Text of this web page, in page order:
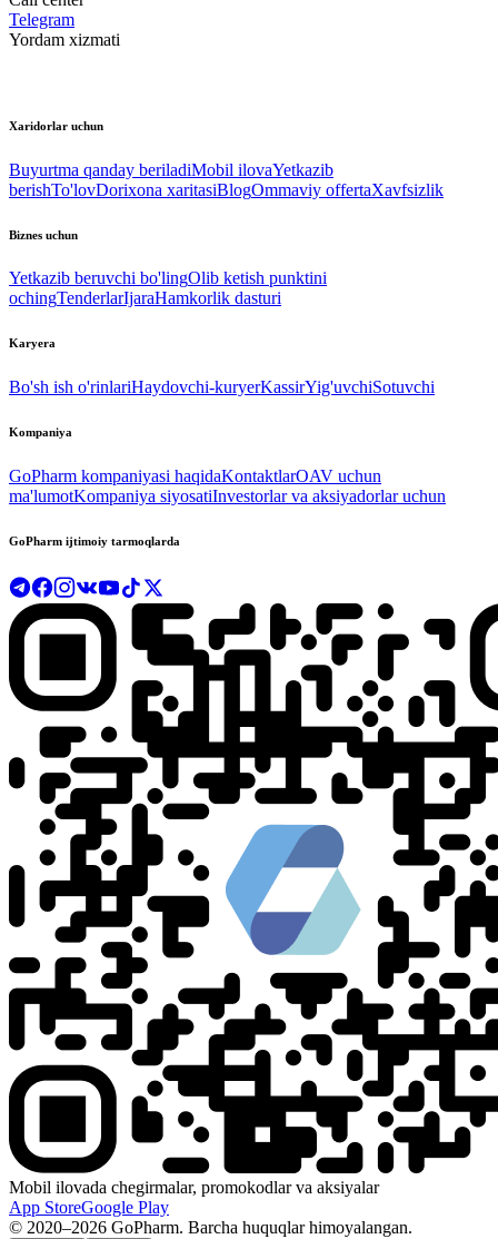
Telegram
Yordam xizmati
Xaridorlar uchun
Buyurtma qanday beriladiMobil ilovaYetkazib
berishTo'lovDorixona xaritasiBlogOmmaviy offertaXavfsizlik
Biznes uchun
Yetkazib beruvchi bo'lingOlib ketish punktini
ochingTenderlarIjaraHamkorlik dasturi
Karyera
Bo'sh ish o'rinlariHaydovchi-kuryerKassirYig'uvchiSotuvchi
Kompaniya
GoPharm kompaniyasi haqidaKontaktlarOAV uchun
ma'lumotKompaniya siyosatiInvestorlar va aksiyadorlar uchun
GoPharm ijtimoiy tarmoqlarda
Mobil ilovada chegirmalar, promokodlar va aksiyalar
App StoreGoogle Play
© 2020–2026 GoPharm. Barcha huquqlar himoyalangan.